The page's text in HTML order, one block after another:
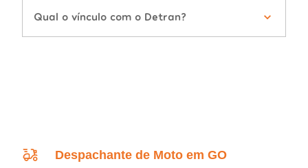
Qual o vínculo com o Detran?
Despachante de Moto em GO